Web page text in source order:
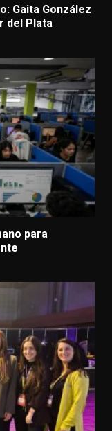
Gaita González
del Plata
para